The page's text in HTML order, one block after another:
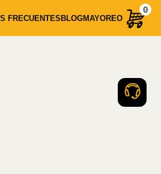
FRECUENTESBLOGMAYOREO
0